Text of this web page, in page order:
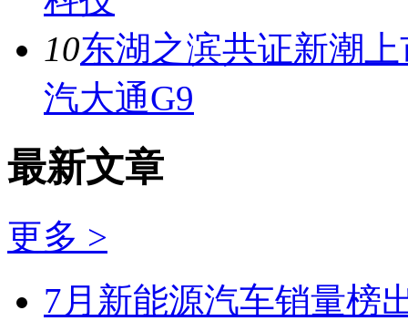
10东湖之滨共证新潮
汽大通G9
最新文章
更多 >
7月新能源汽车销量榜